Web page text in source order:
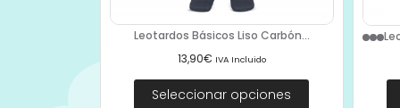
Leotardos Básicos Liso Carbón...
13,90€ IVA Incluido
Seleccionar opciones